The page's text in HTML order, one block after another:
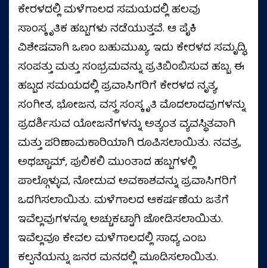
ಕೇರಳದಲ್ಲಿ ಮಳೆಗಾಲದ ಸಮಯದಲ್ಲಿ ಹಲವು
ಸಾಂಸ್ಕೃತಿಕ ಹಬ್ಬಗಳು ನಡೆಯುತ್ತವೆ. ಆ ಪೈಕಿ
ವಿಶೇಷವಾಗಿ ಒಣಂ ಬಹುಮುಖ್ಯ. ಇದು ಕೇರಳದ ಸಮೃದ್ಧಿ,
ಸಂಪತ್ತು ಮತ್ತು ಸಂಭ್ರಮವನ್ನು ಪ್ರತಿಬಿಂಬಿಸುವ ಹಬ್ಬ. ಈ
ಹಬ್ಬದ ಸಮಯದಲ್ಲಿ ಪ್ರವಾಸಿಗರಿಗೆ ಕೇರಳದ ನೃತ್ಯ,
ಸಂಗೀತ, ಭೋಜನ, ವಸ್ತ್ರ ಸಂಸ್ಕೃತಿ ಮೊದಲಾದವುಗಳನ್ನು
ಪ್ರದರ್ಶಿಸುವ ಯೋಜನೆಗಳನ್ನು ಅತ್ಯಂತ ವ್ಯವಸ್ಥಿತವಾಗಿ
ಮತ್ತು ಪರಿಣಾಮಕಾರಿಯಾಗಿ ರೂಪಿಸಲಾಯಿತು. ನವತ್ರ,
ಅಥಚ್ಚಾಮ್, ಪುಲಿಕಲಿ ಮುಂತಾದ ಹಬ್ಬಗಳಲ್ಲಿ
ಪಾಲ್ಗೊಳ್ಳುವ, ನೋಡುವ ಅವಕಾಶವನ್ನು ಪ್ರವಾಸಿಗರಿಗೆ
ಒದಗಿಸಲಾಯಿತು. ಮಳೆಗಾಲದ ಆಕರ್ಷಣೆಯ ಜತೆಗೆ
ಇವೆಲ್ಲವುಗಳನ್ನೂ ಅಚ್ಚುಕಟ್ಟಾಗಿ ಜೋಡಿಸಲಾಯಿತು.
ಇವೆಲ್ಲವೂ ಕೇವಲ ಮಳೆಗಾಲದಲ್ಲಿ ಸಾಧ್ಯ ಎಂಬ
ಕಲ್ಪನೆಯನ್ನು ಜನರ ಮನದಲ್ಲಿ ಮೂಡಿಸಲಾಯಿತು.